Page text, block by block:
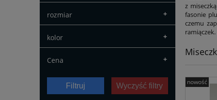
rozmiar +
kolor +
Cena +
Filtruj Wyczyść filtry
z
fasonie
czemu
ramiączek.
nowość